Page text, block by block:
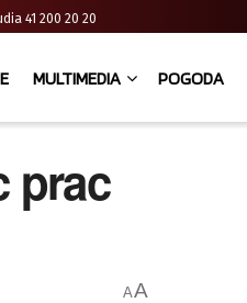
41 200 20 20
MULTIMEDIA POGODA
prac
AA